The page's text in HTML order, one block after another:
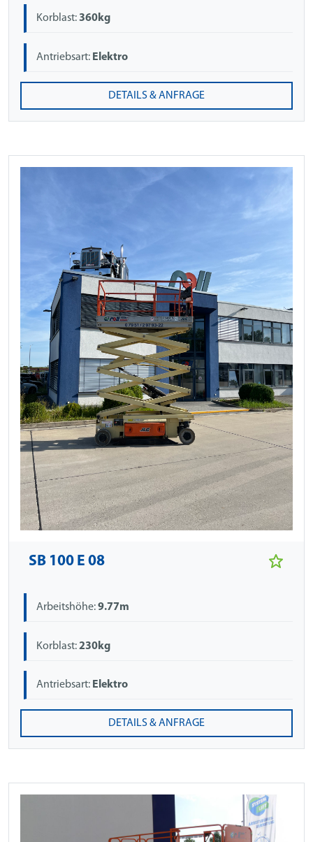
Korblast:360kg
Antriebsart: Elektro
DETAILS & ANFRAGE
SB 100 E 08
Arbeitshöhe:9.77m
Korblast:230kg
Antriebsart: Elektro
DETAILS & ANFRAGE